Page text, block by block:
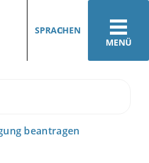
MENÜ
SPRACHEN
beantragen